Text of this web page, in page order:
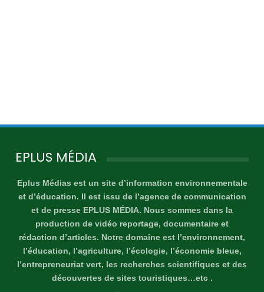
EPLUS MÉDIA
Eplus Médias est un site d’information environnementale
et d’éducation. Il est issu de l’agence de communication
et de presse EPLUS MÉDIA. Nous sommes dans la
production de vidéo reportage, documentaire et
rédaction d’articles. Notre domaine est l’environnement,
l’éducation, l’agriculture, l’écologie, l’économie bleue,
l’entrepreneuriat vert, les recherches scientifiques et des
découvertes de sites touristiques…etc .